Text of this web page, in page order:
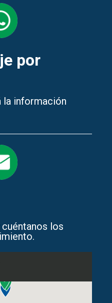
por
la información
los